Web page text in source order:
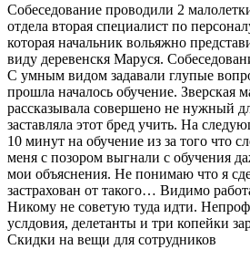
Собеседование проводили 2
отдела вторая специалист по
которая начальник вольяжно
виду деревенскя Маруся.
С умным видом задавали глупые
прошла началось обучение. Зверская
рассказывала совершено не нужный
заставляла этот бред учить. На
10 минут на обучение из за того что
меня с позором выгнали с обучения
мои объяснения. Не понимаю что я
застрахован от такого… Видимо
Никому не советую туда идти.
услдовия, делетанты и три копейки
Скидки на вещи для сотрудников